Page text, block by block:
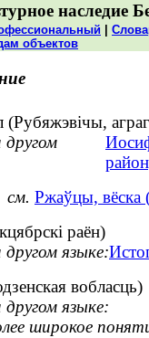
наследие
объектов
(Рубяжэвічы,
см. Ржаўцы, вёска
раён)
языке:
вобласць)
языке:
широкое